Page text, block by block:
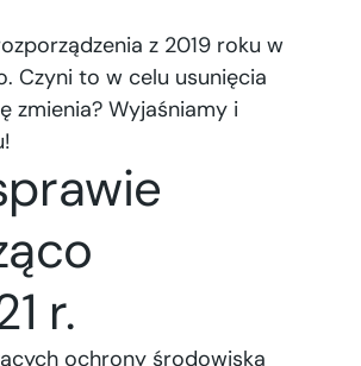
z 2019 roku w
Czyni to w celu usunięcia
zmienia? Wyjaśniamy i
r.
ochrony środowiska